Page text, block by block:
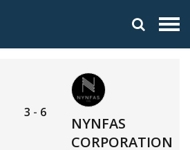
3 - 6
NYNFAS
CORPORATION